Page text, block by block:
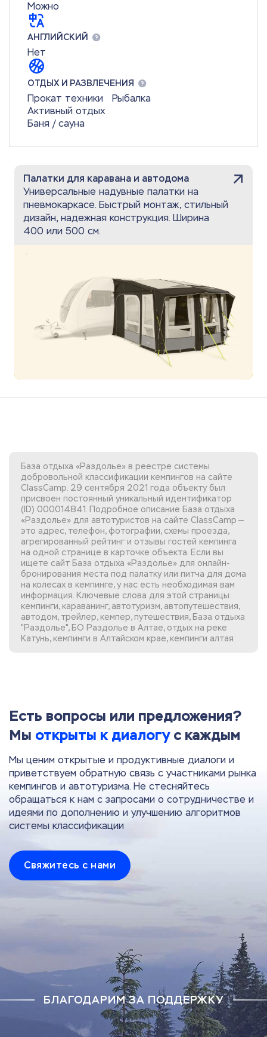
Можно
АНГЛИЙСКИЙ
Нет
ОТДЫХ И РАЗВЛЕЧЕНИЯ
Прокат техники
Рыбалка
Активный отдых
Баня / сауна
Палатки для каравана и автодома
Универсальные надувные палатки на
пневмокаркасе. Быстрый монтаж, стильный
дизайн, надежная конструкция. Ширина
400 или 500 см.
База отдыха «Раздолье» в реестре системы
добровольной классификации кемпингов на сайте
ClassCamp. 29 сентября 2021 года объекту был
присвоен постоянный уникальный идентификатор
(ID) 000014841. Подробное описание База отдыха
«Раздолье» для автотуристов на сайте ClassCamp —
это адрес, телефон, фотографии, схемы проезда,
агрегированный рейтинг и отзывы гостей кемпинга
на одной странице в карточке объекта. Если вы
ищете сайт База отдыха «Раздолье» для онлайн-
бронирования места под палатку или питча для дома
на колесах в кемпинге, у нас есть необходимая вам
информация. Ключевые слова для этой страницы:
кемпинги, караванинг, автотуризм, автопутешествия,
автодом, трейлер, кемпер, путешествия, База отдыха
"Раздолье", БО Раздолье в Алтае, отдых на реке
Катунь, кемпинги в Алтайском крае, кемпинги алтая
Есть вопросы или предложения?
Мы открыты к диалогус каждым
Мы ценим открытые и продуктивные диалоги и
приветствуем обратную связь с участниками рынка
кемпингов и автотуризма. Не стесняйтесь
обращаться к нам с запросами о сотрудничестве и
идеями по дополнению и улучшению алгоритмов
системы классификации
Свяжитесь с нами
БЛАГОДАРИМ ЗА ПОДДЕРЖКУ